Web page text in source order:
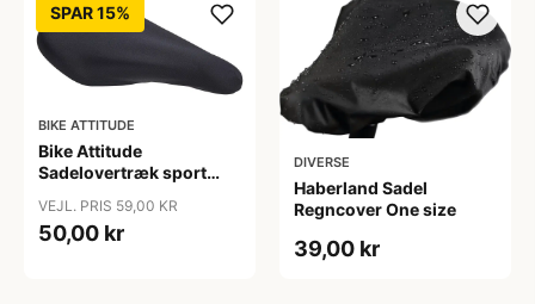
SPAR 15%
BIKE ATTITUDE
Bike Attitude
Sadelovertræk sport
VEJL. PRIS 59,00 KR
50,00 kr
DIVERSE
Haberland Sadel
Regncover One size
39,00 kr